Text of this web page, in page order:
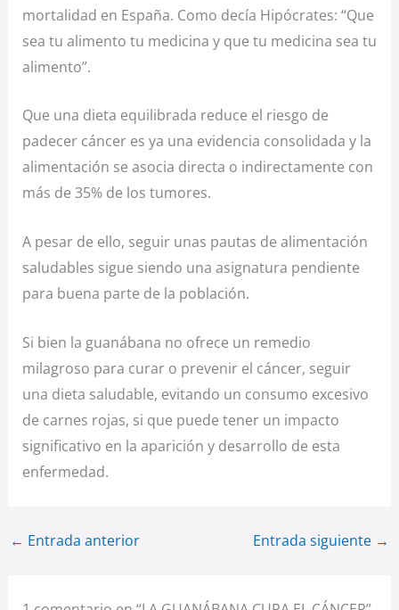
mortalidad en España. Como decía Hipócrates: “Que
sea tu alimento tu medicina y que tu medicina sea tu
alimento”.
Que una dieta equilibrada reduce el riesgo de
padecer cáncer es ya una evidencia consolidada y la
alimentación se asocia directa o indirectamente con
más de 35% de los tumores.
A pesar de ello, seguir unas pautas de alimentación
saludables sigue siendo una asignatura pendiente
para buena parte de la población.
Si bien la guanábana no ofrece un remedio
milagroso para curar o prevenir el cáncer, seguir
una dieta saludable, evitando un consumo excesivo
de carnes rojas, si que puede tener un impacto
significativo en la aparición y desarrollo de esta
enfermedad.
← Entrada anterior Entrada siguiente →